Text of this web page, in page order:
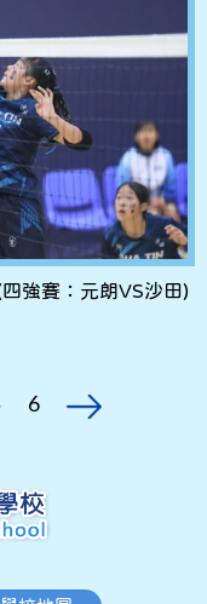
強賽：元朗VS沙田)
6